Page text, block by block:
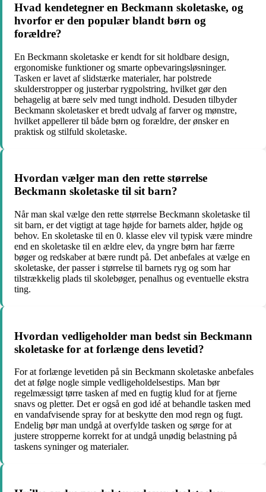
Hvad kendetegner en Beckmann skoletaske, og
hvorfor er den populær blandt børn og
forældre?
En Beckmann skoletaske er kendt for sit holdbare design,
ergonomiske funktioner og smarte opbevaringsløsninger.
Tasken er lavet af slidstærke materialer, har polstrede
skulderstropper og justerbar rygpolstring, hvilket gør den
behagelig at bære selv med tungt indhold. Desuden tilbyder
Beckmann skoletasker et bredt udvalg af farver og mønstre,
hvilket appellerer til både børn og forældre, der ønsker en
praktisk og stilfuld skoletaske.
Hvordan vælger man den rette størrelse
Beckmann skoletaske til sit barn?
Når man skal vælge den rette størrelse Beckmann skoletaske til
sit barn, er det vigtigt at tage højde for barnets alder, højde og
behov. En skoletaske til en 0. klasse elev vil typisk være mindre
end en skoletaske til en ældre elev, da yngre børn har færre
bøger og redskaber at bære rundt på. Det anbefales at vælge en
skoletaske, der passer i størrelse til barnets ryg og som har
tilstrækkelig plads til skolebøger, penalhus og eventuelle ekstra
ting.
Hvordan vedligeholder man bedst sin Beckmann
skoletaske for at forlænge dens levetid?
For at forlænge levetiden på sin Beckmann skoletaske anbefales
det at følge nogle simple vedligeholdelsestips. Man bør
regelmæssigt tørre tasken af med en fugtig klud for at fjerne
snavs og pletter. Det er også en god idé at behandle tasken med
en vandafvisende spray for at beskytte den mod regn og fugt.
Endelig bør man undgå at overfylde tasken og sørge for at
justere stropperne korrekt for at undgå unødig belastning på
taskens syninger og materialer.